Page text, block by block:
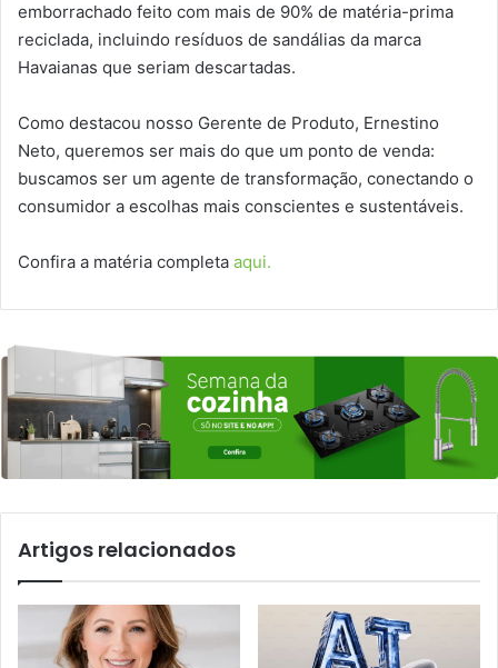
emborrachado feito com mais de 90% de matéria-prima
reciclada, incluindo resíduos de sandálias da marca
Havaianas que seriam descartadas.
Como destacou nosso Gerente de Produto, Ernestino
Neto, queremos ser mais do que um ponto de venda:
buscamos ser um agente de transformação, conectando o
consumidor a escolhas mais conscientes e sustentáveis.
Confira a matéria completa aqui.
Artigos relacionados